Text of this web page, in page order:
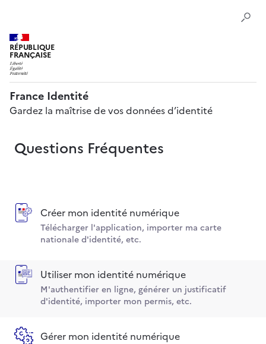
RÉPUBLIQUE
FRANÇAISE
France Identité
Gardez la maîtrise de vos données d’identité
Questions Fréquentes
Créer mon identité numérique
Télécharger l'application, importer ma carte
nationale d'identité, etc.
Utiliser mon identité numérique
M'authentifier en ligne, générer un justificatif
d'identité, importer mon permis, etc.
Gérer mon identité numérique